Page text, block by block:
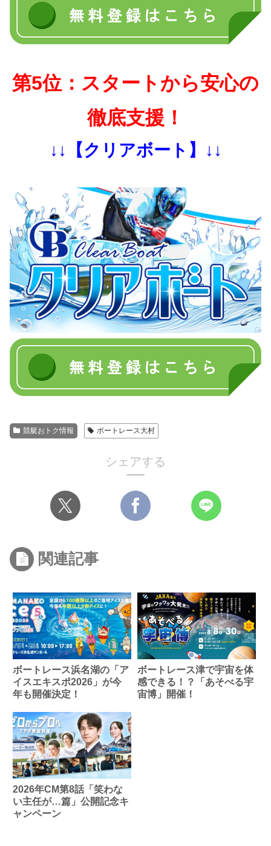
第5位：スタートから安心の
徹底支援！
↓↓【クリアボート】↓↓
競艇おトク情報 ボートレース大村
シェアする
関連記事
ボートレース浜名湖の「ア
イスエキスポ2026」が今
年も開催決定！
ボートレース津で宇宙を体
感できる！？「あそべる宇
宙博」開催！
2026年CM第8話「笑わな
い主任が…篇」公開記念キ
ャンペーン